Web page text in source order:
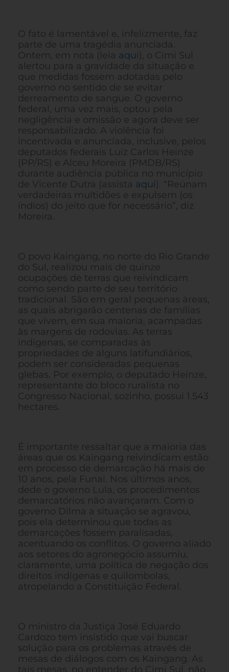
O fato é lamentável e, infelizmente, faz
parte de uma tragédia anunciada.
Ontem, em nota (leia aqui), o Cimi Sul
alertou para a gravidade da situação e
que medidas fossem adotadas pelo
governo no sentido de se evitar
derreamento de sangue. O governo
federal, uma vez mais, optou pela
negligência e omissão e agora deve ser
responsabilizado. A violência foi
incentivada e anunciada, inclusive, pelos
deputados federais Luiz Carlos Heinze
(PP/RS) e Alceu Moreira (PMDB/RS)
durante audiência pública no município
de Vicente Dutra (assista aqui). “Reúnam
verdadeiras multidões e expulsem (os
índios) do jeito que for necessário”, diz
Moreira.
O povo Kaingang, no norte do Rio Grande
do Sul, realizou mais de quinze
ocupações de terras que reivindicam
como sendo parte de seu território
tradicional. São em geral pequenas áreas,
as quais abrigarão centenas de famílias
que vivem, em sua maioria, acampadas
às margens de rodovias. As terras
indígenas, se comparadas às
propriedades de alguns latifundiários,
podem ser consideradas pequenas
glebas. Por exemplo, o deputado Heinze,
representante do bloco ruralista no
Congresso Nacional, sozinho, possui 1.543
hectares.
É importante ressaltar que a maioria das
áreas que os Kaingang reivindicam estão
em processo de demarcação há mais de
10 anos, pela Funai. Nos últimos anos,
dede o governo Lula, os procedimentos
demarcatórios não avançaram. Com o
governo Dilma a situação se agravou,
pois ela determinou que todas as
demarcações fossem paralisadas,
acentuando os conflitos. O governo aliado
aos setores do agronegócio assumiu,
claramente, uma política de negação dos
direitos indígenas e quilombolas,
atropelando a Constituição Federal.
O ministro da Justiça José Eduardo
Cardozo tem insistido que vai buscar
solução para os problemas através de
mesas de diálogos com os Kaingang. As
tais mesas, no entender do Cimi Sul, não